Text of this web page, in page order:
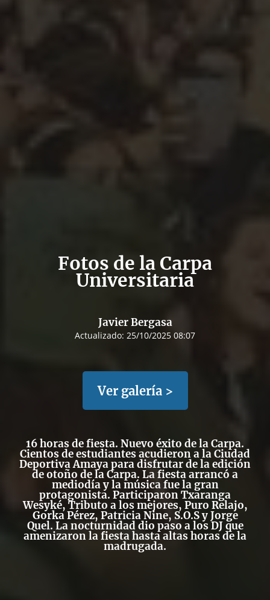
Fotos de la Carpa
Universitaria
Javier Bergasa
Actualizado: 25/10/2025 08:07
Ver galería >
16 horas de fiesta. Nuevo éxito de la Carpa.
Cientos de estudiantes acudieron a la Ciudad
Deportiva Amaya para disfrutar de la edición
de otoño de la Carpa. La fiesta arrancó a
mediodía y la música fue la gran
protagonista. Participaron Txaranga
Wesyké, Tributo a los mejores, Puro Relajo,
Gorka Pérez, Patricia Nine, S.O.S y Jorge
Quel. La nocturnidad dio paso a los DJ que
amenizaron la fiesta hasta altas horas de la
madrugada.